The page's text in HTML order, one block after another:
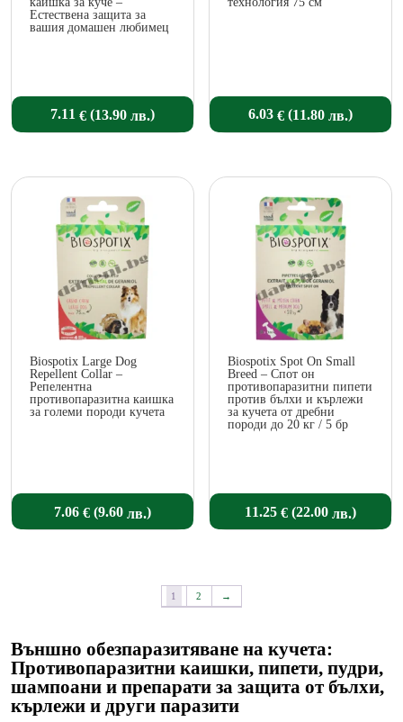
Естествена защита за
вашия домашен любимец
7.11 € (13.90 лв.) 6.03€ (11.80 лв.)
Biospotix Large Dog
Repellent Collar –
Репелентна
противопаразитна каишка
за големи породи кучета
7.06 € (9.60 лв.)
Biospotix Spot On Small
Breed – Спот oн
противопаразитни пипети
против бълхи и кърлежи
за кучета от дребни
породи до 20 кг / 5 бр
11.25€ (22.00 лв.)
1 2 →
Външно обезпаразитяване на кучета:
Противопаразитни каишки, пипети, пудри,
шампоани и препарати за защита от бълхи,
кърлежи и други паразити